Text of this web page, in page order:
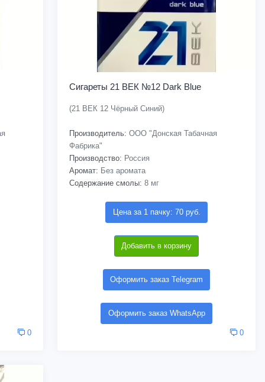
0
Сигареты 21 ВЕК №12 Dark Blue
(21 ВЕК 12 Чёрный Синий)
Производитель: ООО "Донская Табачная
Фабрика"
Производство: Россия
Аромат: Без аромата
Содержание смолы: 8 мг
Цена за 1 пачку: 70 руб.
Добавить в корзину
Оформить заказ Telegram
Оформить заказ WhatsApp
0